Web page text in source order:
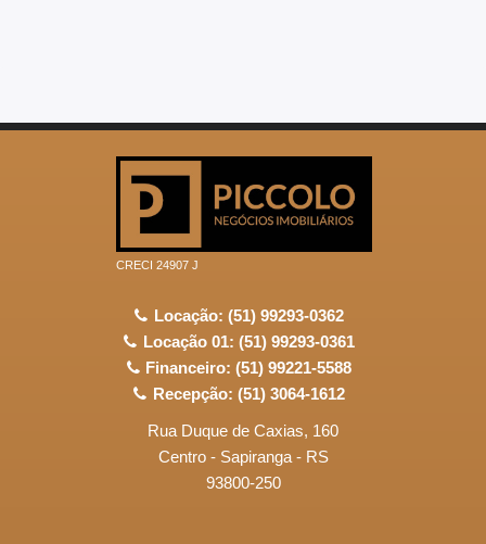
CRECI 24907 J
Locação: (51) 99293-0362
Locação 01: (51) 99293-0361
Financeiro: (51) 99221-5588
Recepção: (51) 3064-1612
Rua Duque de Caxias, 160
Centro - Sapiranga - RS
93800-250